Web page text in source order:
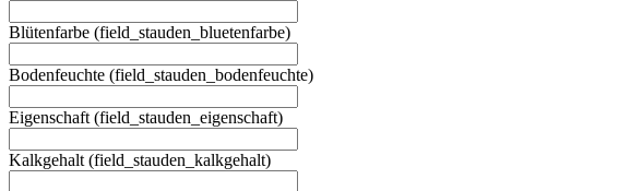
Blütenfarbe (field_stauden_bluetenfarbe)
Bodenfeuchte (field_stauden_bodenfeuchte)
Eigenschaft (field_stauden_eigenschaft)
Kalkgehalt (field_stauden_kalkgehalt)